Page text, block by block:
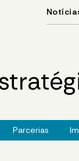
Parcerias